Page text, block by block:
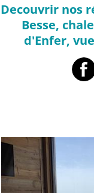
Decouvrir nos
Besse,
d'Enfer,